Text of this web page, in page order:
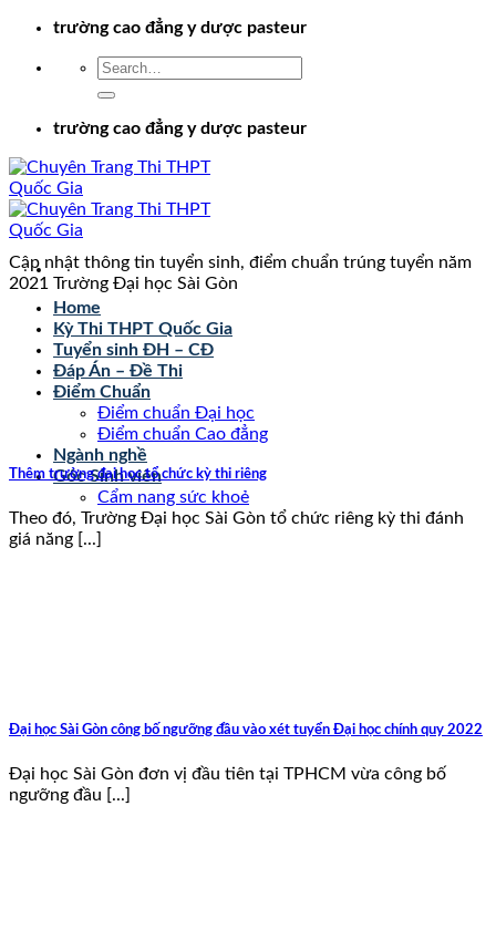
Chuyểntrường cao đẳng y dược pasteur
trường cao đẳng y dược pasteur
Home
Kỳ Thi THPT Quốc Gia
Tuyển sinh ĐH – CĐ
Đáp Án – Đề Thi
Điểm Chuẩn
Điểm chuẩn Đại học
Điểm chuẩn Cao đẳng
Ngành nghề
Góc Sinh viên
Cẩm nang sức khoẻ
Cập nhật thông tin tuyển sinh, điểm chuẩn trúng tuyển năm
2021 Trường Đại học Sài Gòn
Thêm trường đại học tổ chức kỳ thi riêng
Theo đó, Trường Đại học Sài Gòn tổ chức riêng kỳ thi đánh
giá năng [...]
Đại học Sài Gòn công bố ngưỡng đầu vào xét tuyển Đại học chính quy 2022
Đại học Sài Gòn đơn vị đầu tiên tại TPHCM vừa công bố
ngưỡng đầu [...]